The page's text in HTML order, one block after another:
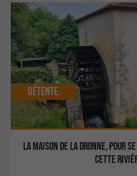
La Maison de la Dronne, pour
cette
Détente